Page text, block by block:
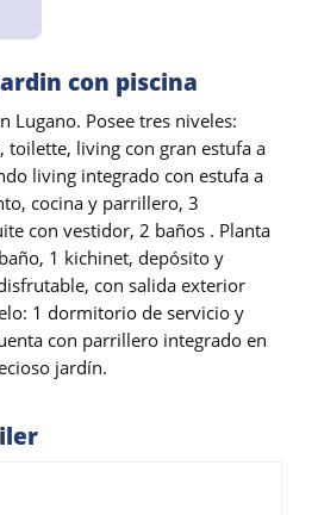
con piscina
Lugano. Posee tres niveles:
toilette, living con gran estufa a
living integrado con estufa a
cocina y parrillero, 3
con vestidor, 2 baños . Planta
1 kichinet, depósito y
con salida exterior
1 dormitorio de servicio y
con parrillero integrado en
jardín.